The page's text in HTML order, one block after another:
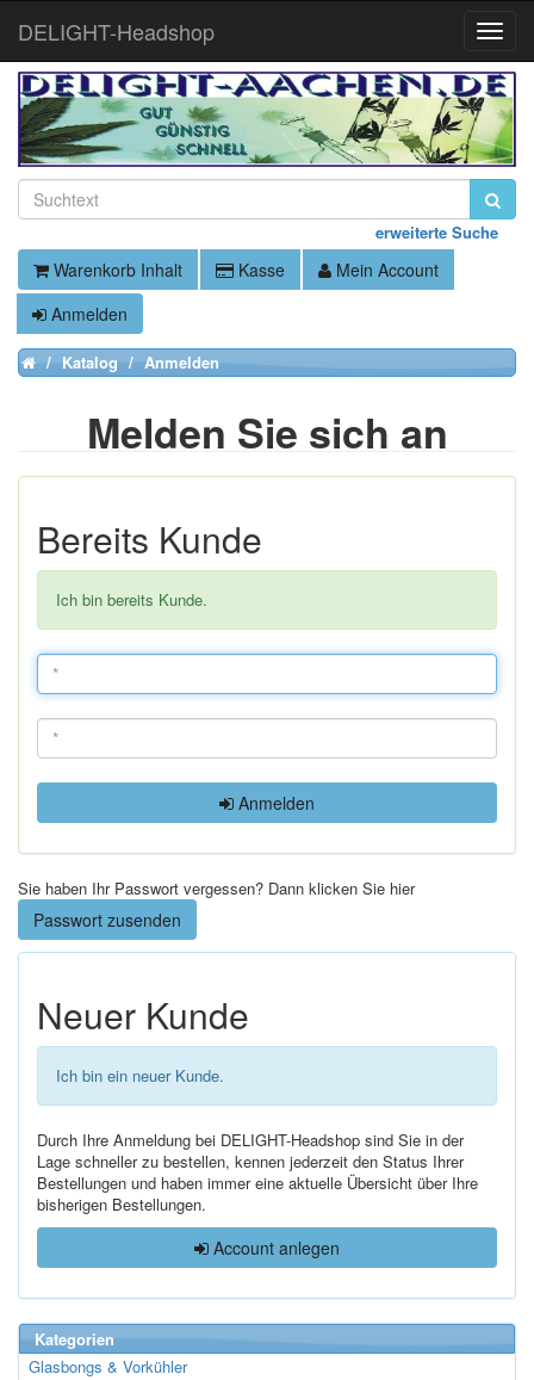
erweiterte Suche
Warenkorb Inhalt Kasse
Mein Account
Anmelden
HomeKatalog Anmelden
Melden Sie sich an
Bereits Kunde
Ich bin bereits Kunde.
Anmelden
Sie haben Ihr Passwort vergessen? Dann klicken Sie hier
Passwort zusenden
Neuer Kunde
Ich bin ein neuer Kunde.
Durch Ihre Anmeldung bei DELIGHT-Headshop sind Sie in der
Lage schneller zu bestellen, kennen jederzeit den Status Ihrer
Bestellungen und haben immer eine aktuelle Übersicht über Ihre
bisherigen Bestellungen.
Account anlegen
Kategorien
Glasbongs & Vorkühler
Toggle
DELIGHT-Headshop